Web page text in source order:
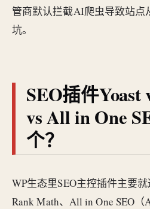
管商默认拦截AI爬虫导致站
坑。
SEO插件
vs All in One
个？
WP生态里SEO主控插件主要就
Rank Math、All in One SEO